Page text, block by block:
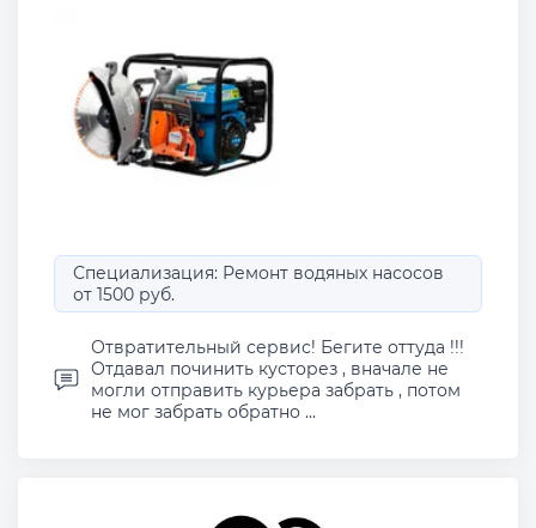
Специализация: Ремонт водяных насосов
от 1500 руб.
Отвратительный сервис! Бегите оттуда !!!
Отдавал починить кусторез , вначале не
могли отправить курьера забрать , потом
не мог забрать обратно ...